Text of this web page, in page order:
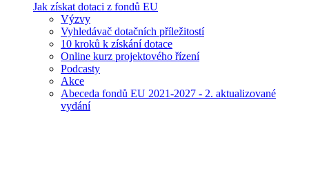
Jak získat dotaci z fondů EU
Výzvy
Vyhledávač dotačních příležitostí
10 kroků k získání dotace
Online kurz projektového řízení
Podcasty
Akce
Abeceda fondů EU 2021-2027 - 2. aktualizované
vydání